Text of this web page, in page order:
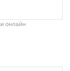
онлайн